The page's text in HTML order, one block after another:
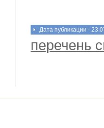
Дата публикации -
перечень